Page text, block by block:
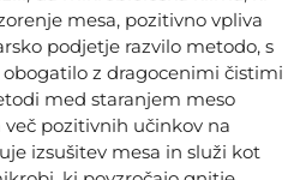
mesa, pozitivno vpliva
podjetje razvilo metodo, s
z dragocenimi čistimi
med staranjem meso
pozitivnih učinkov na
izsušitev mesa in služi kot